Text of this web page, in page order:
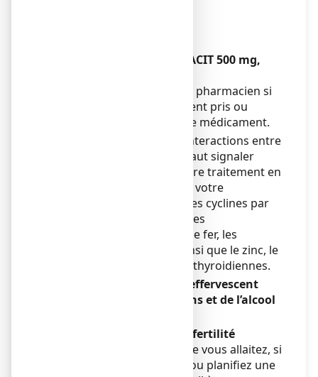
Autres médicaments et CACIT 500 mg,
Informez votre médecin ou pharmacien si
vous prenez, avez récemment pris ou
pourriez prendre tout autre médicament.
Afin d’éviter d’éventuelles interactions entre
plusieurs médicaments, il faut signaler
systématiquement tout autre traitement en
cours à votre médecin ou à votre
pharmacien en particulier les cyclines par
voie orale, les digitaliques, les
, les sels de fer, les
ainsi que le zinc, le
strontium et les hormones thyroidiennes.
CACIT 500 mg, comprimé effervescent
avec des aliments, boissons et de l’alcool
Grossesse, allaitement et fertilité
Si vous êtes enceinte ou que vous allaitez, si
vous pensez être enceinte ou planifiez une